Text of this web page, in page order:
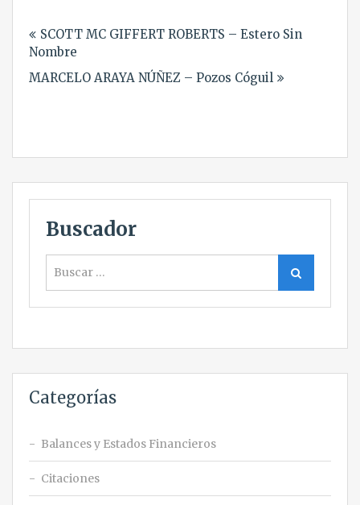
de
entradas
SCOTT MC GIFFERT ROBERTS – Estero Sin
Nombre
MARCELO ARAYA NÚÑEZ – Pozos Cóguil
Buscador
Buscar
Categorías
Balances y Estados Financieros
Citaciones